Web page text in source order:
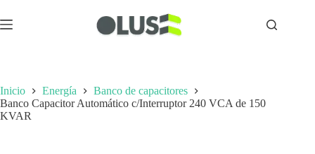
Inicio Energía
Banco de capacitores
Banco Capacitor Automático c/Interruptor 240 VCA de 150
KVAR